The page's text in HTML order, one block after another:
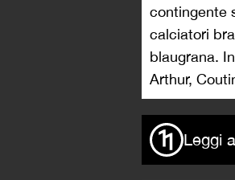
contingente
calciatori
blaugrana.
Arthur,
Leggi